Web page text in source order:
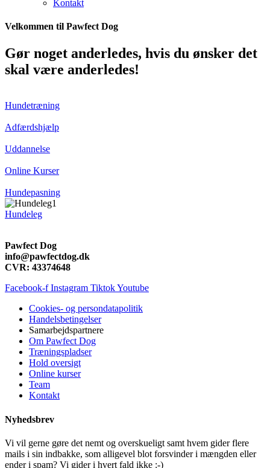
Kontakt
Velkommen til Pawfect Dog
Gør noget anderledes, hvis du ønsker det
skal være anderledes!
Hundetræning
Adfærdshjælp
Uddannelse
Online Kurser
Hundepasning
Hundeleg
Pawfect Dog
info@pawfectdog.dk
CVR: 43374648
Facebook-f Instagram TiktokYoutube
Cookies- og persondatapolitik
Handelsbetingelser
Samarbejdspartnere
Om Pawfect Dog
Træningspladser
Hold oversigt
Online kurser
Team
Kontakt
Nyhedsbrev
Vi vil gerne gøre det nemt og overskueligt samt hvem gider flere
mails i sin indbakke, som alligevel blot forsvinder i mængden eller
ender i spam? Vi gider i hvert fald ikke :-)